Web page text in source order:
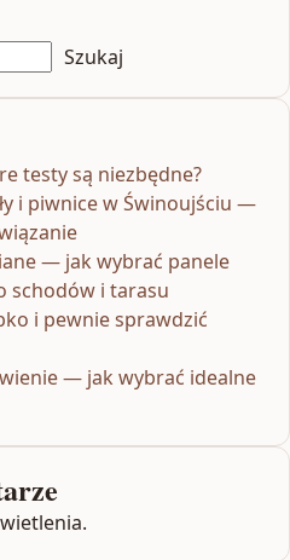
Szukaj
testy są niezbędne?
i piwnice w Świnoujściu —
— jak wybrać panele
schodów i tarasu
i pewnie sprawdzić
— jak wybrać idealne